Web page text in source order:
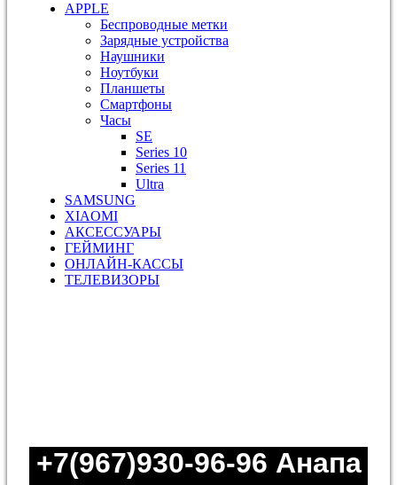
APPLE
Беспроводные метки
Зарядные устройства
Наушники
Ноутбуки
Планшеты
Смартфоны
Часы
SE
Series 10
Series 11
Ultra
SAMSUNG
XIAOMI
АКСЕССУАРЫ
ГЕЙМИНГ
ОНЛАЙН-КАССЫ
ТЕЛЕВИЗОРЫ
+7(967)930-96-96 Анапа